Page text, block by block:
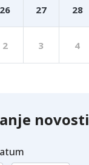
26 27 28
2 3 4
novosti